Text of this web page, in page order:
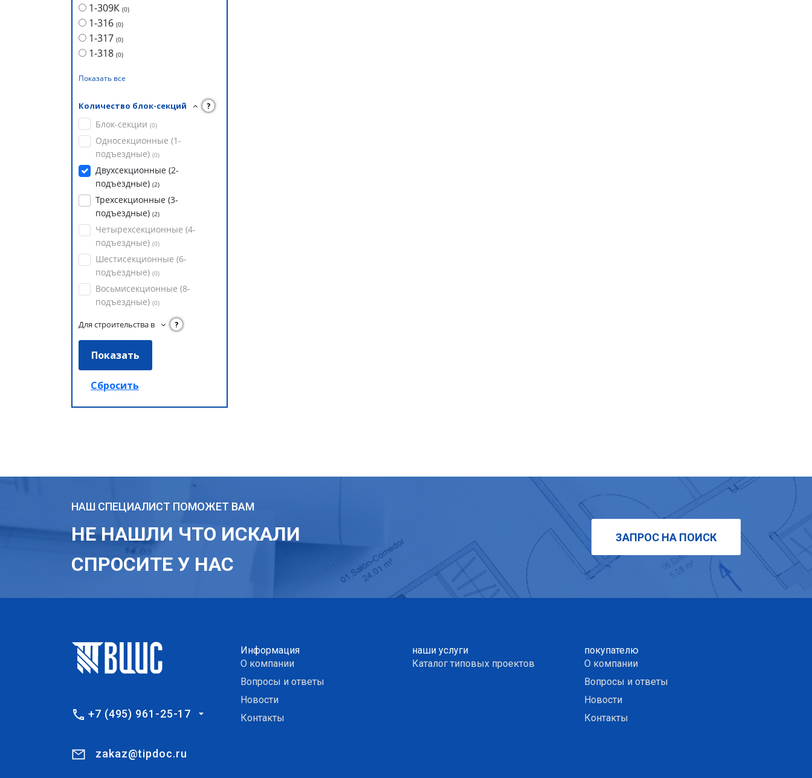
1-309К (0)
1-316 (0)
1-317 (0)
1-318 (0)
Показать все
Количество блок-секций ?
Блок-секции (0)
Односекционные (1-
подъездные) (0)
Двухсекционные (2-
подъездные) (2)
Трехсекционные (3-
подъездные) (2)
Четырехсекционные (4-
подъездные) (0)
Шестисекционные (6-
подъездные) (0)
Восьмисекционные (8-
подъездные) (0)
Для строительства в ?
НАШ СПЕЦИАЛИСТ ПОМОЖЕТ ВАМ
НЕ НАШЛИ ЧТО ИСКАЛИ
СПРОСИТЕ У НАС
ЗАПРОС НА ПОИСК
+7 (495) 961-25-17
zakaz@tipdoc.ru
Информация
О компании
Вопросы и ответы
Новости
Контакты
наши услуги
Каталог типовых проектов
покупателю
О компании
Вопросы и ответы
Новости
Контакты